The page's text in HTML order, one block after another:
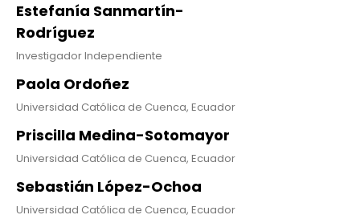
Estefanía Sanmartín-
Rodríguez
Investigador Independiente
Paola Ordoñez
Universidad Católica de Cuenca, Ecuador
Priscilla Medina-Sotomayor
Universidad Católica de Cuenca, Ecuador
Sebastián López-Ochoa
Universidad Católica de Cuenca, Ecuador